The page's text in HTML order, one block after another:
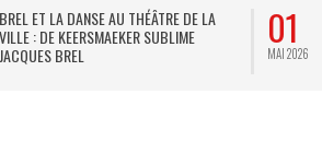
BREL ET LA DANSE AU THÉÂTRE DE LA
VILLE : DE KEERSMAEKER SUBLIME
JACQUES BREL
01
MAI 2026